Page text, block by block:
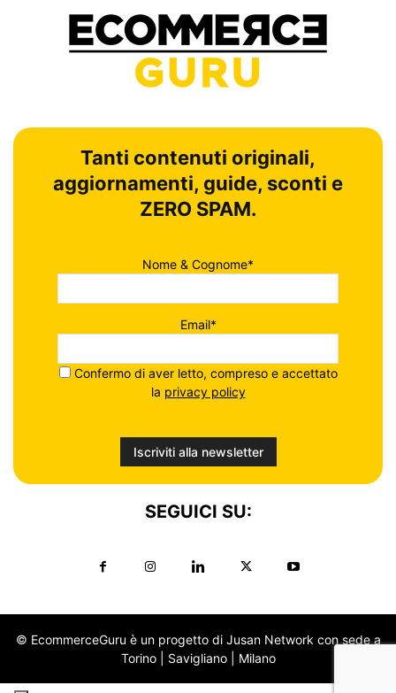
Tanti contenuti originali,
aggiornamenti, guide, sconti e
ZERO SPAM.
Nome & Cognome*
Email*
Confermo di aver letto, compreso e accettato
la privacy policy
SEGUICI SU:
© EcommerceGuru è un progetto di Jusan Network con sede a
Torino | Savigliano | Milano